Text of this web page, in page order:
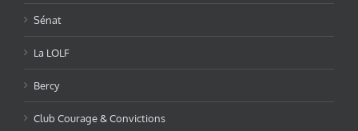
Sénat
La LOLF
Bercy
Club Courage & Convictions